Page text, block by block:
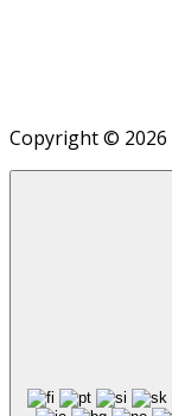
Copyright © 2026